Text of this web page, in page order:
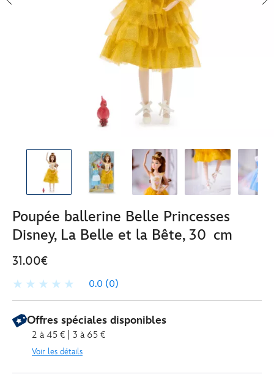
Poupée ballerine Belle Princesses
Disney, La Belle et la Bête, 30 cm
31.00€
0.0 (0)
Offres spéciales disponibles
2 à 45 € | 3 à 65 €
Voir les détails